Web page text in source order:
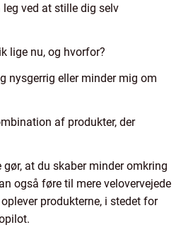
ved at stille dig selv
lige nu, og hvorfor?
nysgerrig eller minder mig om
af produkter, der
at du skaber minder omkring
også føre til mere velovervejede
produkterne, i stedet for